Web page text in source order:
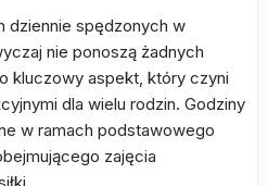
dziennie spędzonych w
nie ponoszą żadnych
kluczowy aspekt, który czyni
dla wielu rodzin. Godziny
w ramach podstawowego
zajęcia